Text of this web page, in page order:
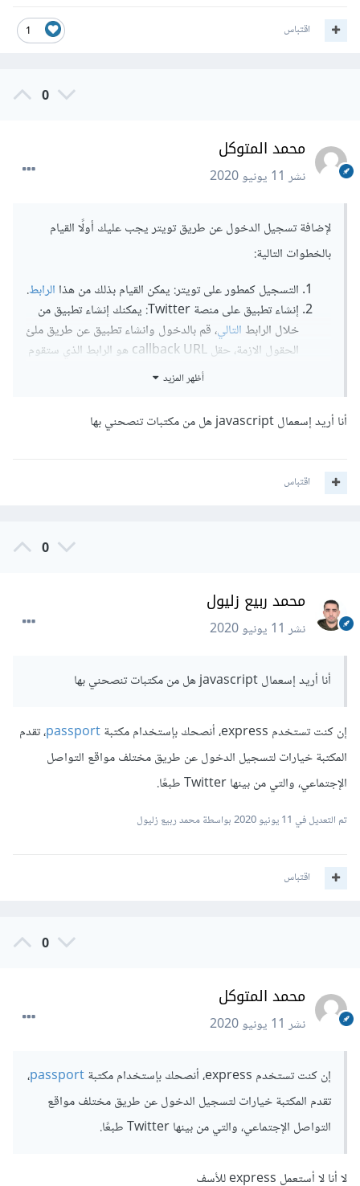
1 اقتباس
0
محمد المتوكل
نشر11 يونيو 2020
لإضافة تسجيل الدخول عن طريق تويتر يجب عليك أولًا القيام
بالخطوات التالية:
التسجيل كمطور على تويتر: يمكن القيام بذلك من هذا الرابط.
إنشاء تطبيق على منصة Twitter: يمكنك إنشاء تطبيق من
خلال الرابط التالي، قم بالدخول وانشاء تطبيق عن طريق ملئ
الحقول الازمة، حقل callback URL هو الرابط الذي ستقوم
من خلاله بإعادة توجيه المستخدم بعد تسجيله للدخول، كما
التطبيق لتسجيل الدخول باستخدام Twitter".
احصل على مفاتيحك: بعد إنشاء تطبيقك ، ستتمكن من
Access Tokens في صفحة التطبيق.
أذوناتك في تبويب الأذونات في صفحة التطبيق. حدد الخيار
ثم عليك البحث عن مكتبة للقيام بعملية تسجيل الدخول، تختلف
المكتبات من لغة برمجية لأخرى وتحتاج هذه
أظهر المزيد
أنا أريد إسعمال javascript هل من مكتبات تنصحني بها
اقتباس
0
محمد ربيع زليول
نشر11 يونيو 2020
أنا أريد إسعمال javascript هل من مكتبات تنصحني بها
إن كنت تستخدم express، أنصحك بإستخدام مكتبة passport، تقدم
المكتبة خيارات لتسجيل الدخول عن طريق مختلف مواقع التواصل
الإجتماعي، والتي من بينها Twitter طبعًا.
تم التعديل في 11 يونيو 2020 بواسطة محمد ربيع زليول
اقتباس
0
محمد المتوكل
نشر11 يونيو 2020
إن كنت تستخدم express، أنصحك بإستخدام مكتبة passport،
تقدم المكتبة خيارات لتسجيل الدخول عن طريق مختلف مواقع
التواصل الإجتماعي، والتي من بينها Twitter طبعًا.
لا أنا لا أستعمل express للأسف